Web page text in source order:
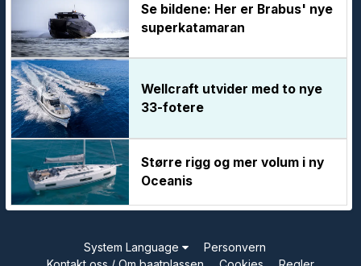
Se bildene: Her er Brabus' nye
superkatamaran
Wellcraft utvider med to nye
33-fotere
Større rigg og mer volum i ny
Oceanis
System Language
Personvern